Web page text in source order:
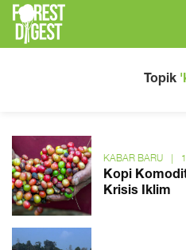
Topik
KABAR BARU |
Kopi
Krisis Iklim